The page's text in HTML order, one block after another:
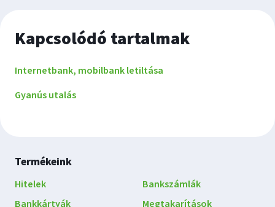
Kapcsolódó tartalmak
Internetbank, mobilbank letiltása
Gyanús utalás
Lábléc
navigáció
Termékeink
Hitelek
Bankszámlák
Bankkártyák
Megtakarítások